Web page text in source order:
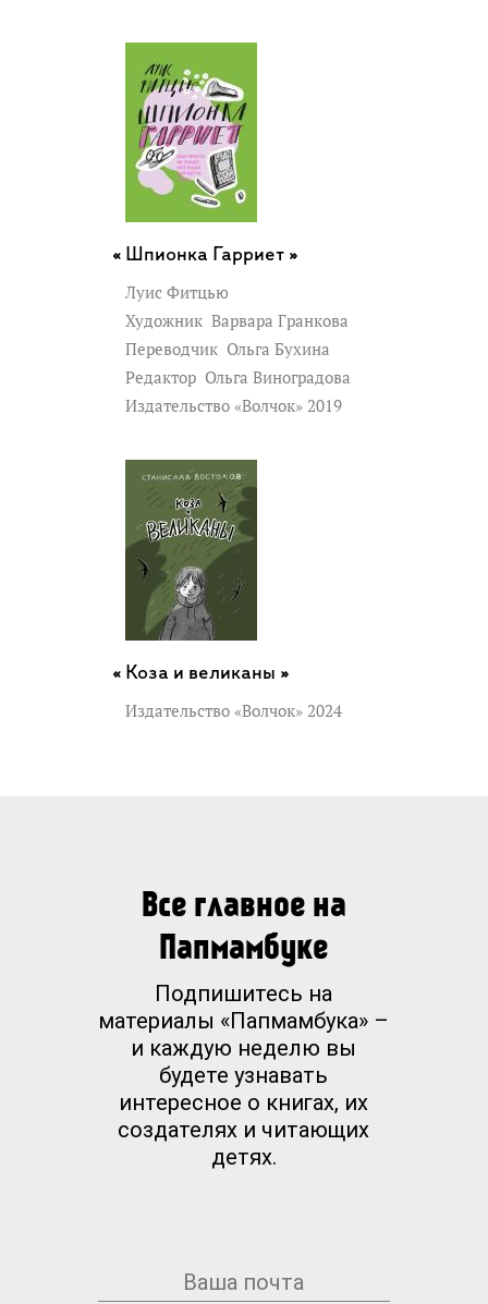
Шпионка Гарриет »
Луис Фитцью
Художник Варвара Гранкова
Переводчик Ольга Бухина
Редактор Ольга Виноградова
Издательство «Волчок» 2019
Коза и великаны »
Издательство «Волчок» 2024
Все главное на
Папмамбуке
Подпишитесь на
материалы «Папмамбука» –
и каждую неделю вы
будете узнавать
интересное о книгах, их
создателях и читающих
детях.